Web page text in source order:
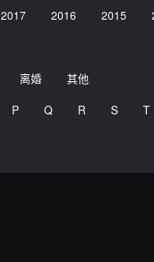
2017 2016 2015
离婚
其他
P Q R S T